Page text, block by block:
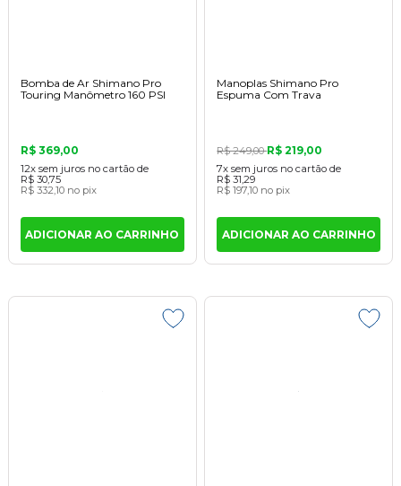
Bomba de Ar Shimano Pro
Touring Manômetro 160 PSI
R$ 369,00
12x sem juros no cartãode
R$ 30,75
R$ 332,10 no pix
ADICIONAR AO CARRINHO
Manoplas Shimano Pro
Espuma Com Trava
R$ 249,00R$ 219,00
7x sem juros no cartão de
R$ 31,29
R$ 197,10 no pix
ADICIONAR AO CARRINHO